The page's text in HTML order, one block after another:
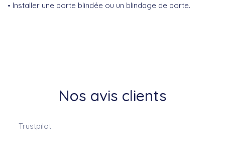
Installer une porte blindée ou un blindage de porte.
Nos avis clients
Trustpilot